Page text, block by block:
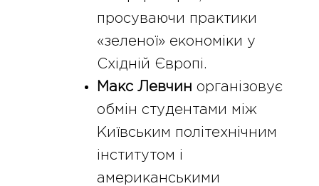
просуваючи практики
«зеленої» економіки у
Східній Європі.
Макс Левчин організовує
обмін студентами між
Київським політехнічним
інститутом і
американськими